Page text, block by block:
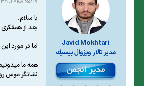
Javid Mokhtari
مدير تالار ويژوال بيسيك
با سلام.
بعد از همفکری
اما در مورد
نشانگر موس